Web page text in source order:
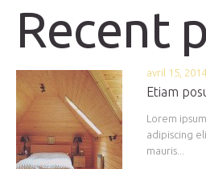
Recent
avril 15, 2014
Etiam
Lorem
adipiscing
mauris...